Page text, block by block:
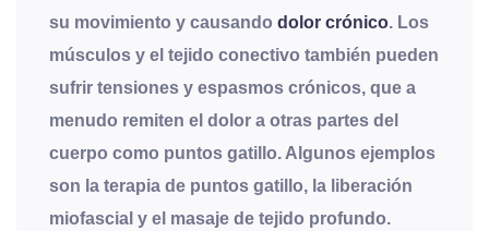
su movimiento y causando dolor crónico. Los
músculos y el tejido conectivo también pueden
sufrir tensiones y espasmos crónicos, que a
menudo remiten el dolor a otras partes del
cuerpo como puntos gatillo. Algunos ejemplos
son la terapia de puntos gatillo, la liberación
miofascial y el masaje de tejido profundo.